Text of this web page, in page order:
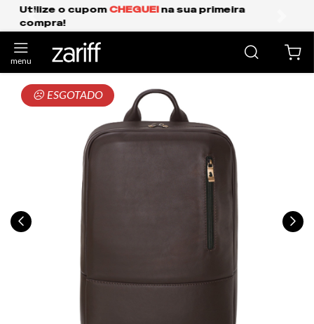
Frete Grátis Expresso para o Sul e São Paulo.
anterior
☹ ESGOTADO